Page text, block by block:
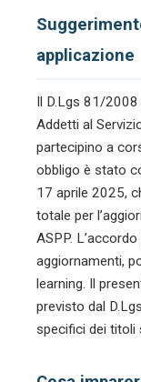
applicazione
Il D.Lgs 81/2008
Addetti al
partecipino a
obbligo è stato
17 aprile 2025,
totale per
ASPP.
aggiornamenti,
learning. Il
previsto dal
specifici dei titoli